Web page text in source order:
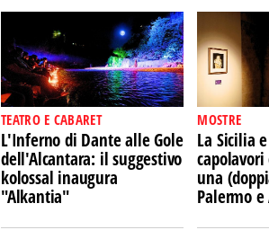
TEATRO E CABARET
L'Inferno di Dante alle Gole
dell'Alcantara: il suggestivo
kolossal inaugura
"Alkantia"
MOSTRE
La Sicilia
una
Palermo